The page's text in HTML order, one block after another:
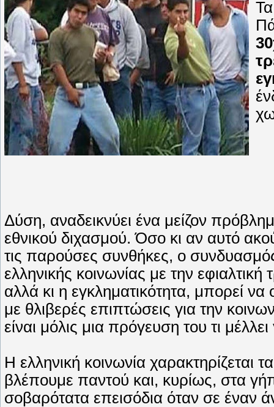
Δύση, αναδεικνύει ένα μείζον
εθνικού διχασμού. Όσο κι αν αυτό
τις παρούσες συνθήκες, ο συνδυασμός
ελληνικής κοινωνίας με την
αλλά κι η εγκληματικότητα, μπορεί
με θλιβερές επιπτώσεις για την
είναι μόλις μια πρόγευση του τι
Η ελληνική κοινωνία χαρακτηρίζεται
βλέπουμε παντού και, κυρίως, στα
σοβαρότατα επεισόδια όταν σε έναν